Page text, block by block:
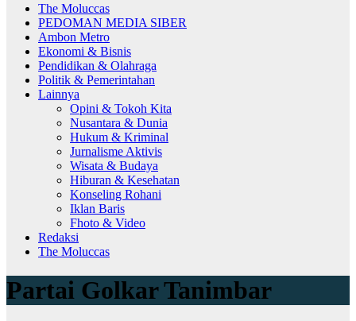
The Moluccas
PEDOMAN MEDIA SIBER
Ambon Metro
Ekonomi & Bisnis
Pendidikan & Olahraga
Politik & Pemerintahan
Lainnya
Opini & Tokoh Kita
Nusantara & Dunia
Hukum & Kriminal
Jurnalisme Aktivis
Wisata & Budaya
Hiburan & Kesehatan
Konseling Rohani
Iklan Baris
Fhoto & Video
Redaksi
The Moluccas
Partai Golkar Tanimbar